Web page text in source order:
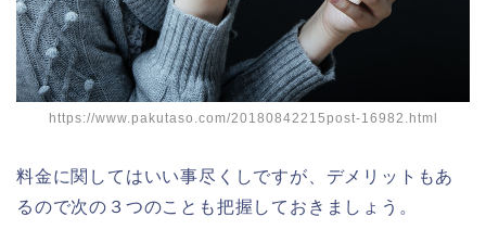
https://www.pakutaso.com/20180842215post-16982.html
料金に関してはいい事尽くしですが、デメリットもあ
るので次の３つのことも把握しておきましょう。